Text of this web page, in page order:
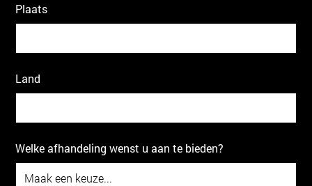
Plaats
Land
Welke afhandeling wenst u aan te bieden?